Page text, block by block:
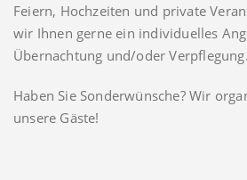
Feiern, Hochzeiten und private
wir Ihnen gerne ein individuelles
Übernachtung und/oder Verpflegung.
Haben Sie Sonderwünsche? Wir
unsere Gäste!